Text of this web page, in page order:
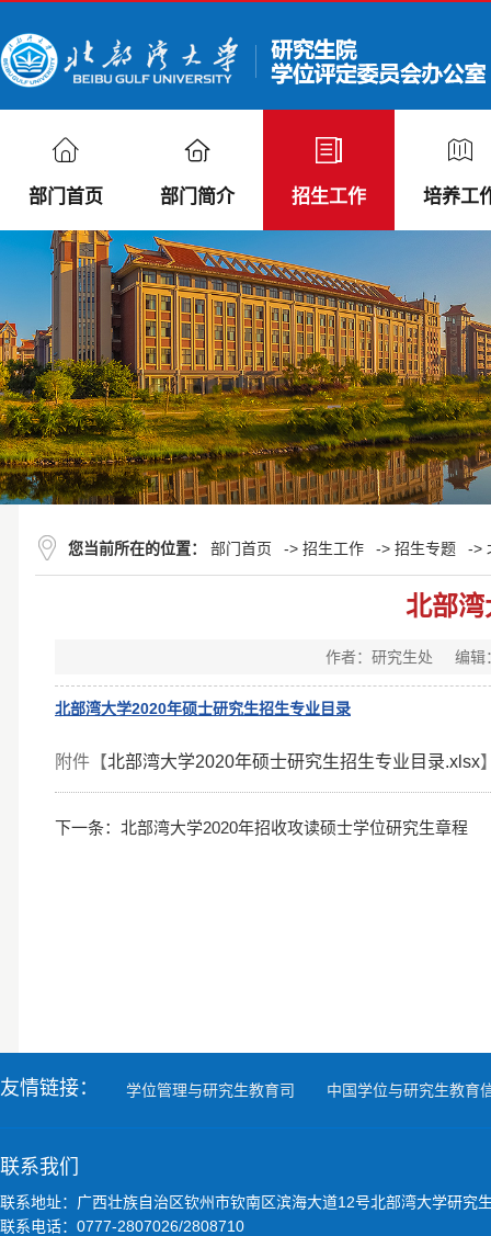
部门首页 部门简介 招生工作 培养工
您当前所在的位置： 部门首页 -> 招生工作 -> 招生专题 ->
北部
作者：研究生处 编辑
北部湾大学2020年硕士研究生招生专业目录
附件【北部湾大学2020年硕士研究生招生专业目录.xlsx
下一条： 北部湾大学2020年招收攻读硕士学位研究生章程
友情链接： 学位管理与研究生教育司 中国学位与研究生教育
联系我们
联系地址：广西壮族自治区钦州市钦南区滨海大道12号北部湾大学研究
联系电话：0777-2807026/2808710